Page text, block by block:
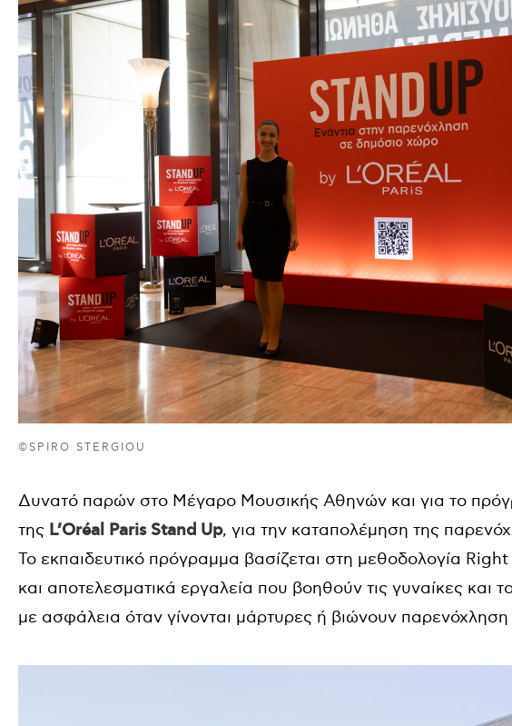
©SPIRO STERGIOU
Δυνατό παρών στο Μέγαρο Μουσικής Αθηνών και για το
της L’Oréal Paris Stand Up, για την καταπολέμηση της
Το εκπαιδευτικό πρόγραμμα βασίζεται στη μεθοδολογία
και αποτελεσματικά εργαλεία που βοηθούν τις γυναίκες και
με ασφάλεια όταν γίνονται μάρτυρες ή βιώνουν